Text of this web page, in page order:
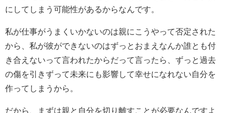
にしてしまう可能性があるからなんです。
私が仕事がうまくいかないのは親にこうやって否定された
から、私が彼ができないのはずっとおまえなんか誰とも付
き合えないって言われたからだって言ったら、ずっと過去
の傷を引きずって未来にも影響して幸せになれない自分を
作ってしまうから。
だから、まずは親と自分を切り離すことが必要なんですよ